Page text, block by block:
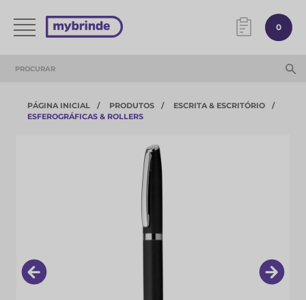
0
PÁGINA INICIAL PRODUTOS
ESCRITA & ESCRITÓRIO
ESFEROGRÁFICAS & ROLLERS